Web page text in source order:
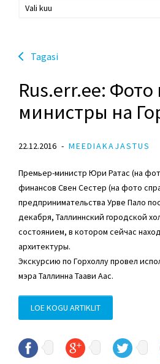
Tagasi
Rus.err.ee:
министры на
22.12.2016 MEEDIAKAJASTUS
Премьер-министр Юри Ратас (на
финансов Свен Сестер (на фото
предпринимательства Урве Пало
декабря, Таллиннский городской
состоянием, в котором сейчас
архитектуры.
Экскурсию по Горхоллу провел
мэра Таллинна Таави Аас.
LOE KOGU ARTIKLIT